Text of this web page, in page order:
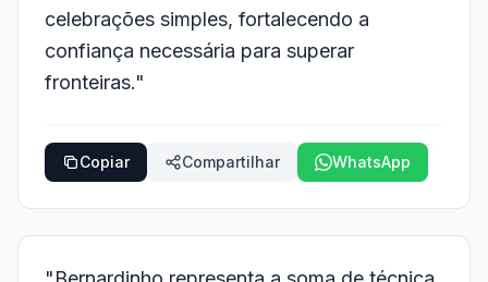
celebrações simples, fortalecendo a
confiança necessária para superar
fronteiras."
Copiar Compartilhar WhatsApp